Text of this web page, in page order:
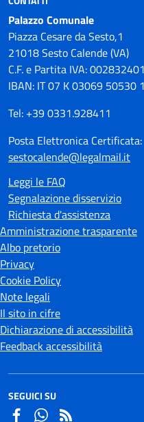
Palazzo Comunale
Piazza Cesare da Sesto,1
21018 Sesto Calende (VA)
C.F. e Partita IVA:
IBAN: IT 07 K 03069 50530
Tel: +39 0331.928411
Posta Elettronica Certificata:
sestocalende@legalmail.it
Leggi le FAQ
Segnalazione disservizio
Richiesta d'assistenza
Amministrazione trasparente
Albo pretorio
Privacy
Cookie Policy
Note legali
Il sito in cifre
Dichiarazione di accessibilità
Feedback accessibilità
SEGUICI SU
FacebookWhatsapp